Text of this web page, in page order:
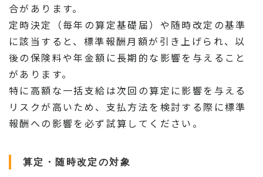
合があります。
定時決定（毎年の算定基礎届）や随時改定の基準
に該当すると、標準報酬月額が引き上げられ、以
後の保険料や年金額に長期的な影響を与えること
があります。
特に高額な一括支給は次回の算定に影響を与える
リスクが高いため、支払方法を検討する際に標準
報酬への影響を必ず試算してください。
算定・随時改定の対象